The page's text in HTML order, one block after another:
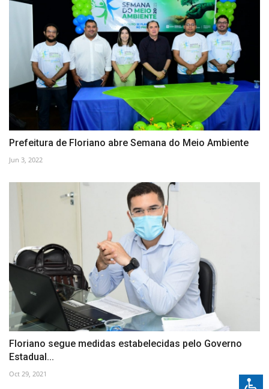
Prefeitura de Floriano abre Semana do Meio Ambiente
Jun 3, 2022
Floriano segue medidas estabelecidas pelo Governo
Estadual...
Oct 29, 2021